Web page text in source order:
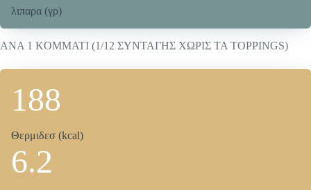
λιπαρα (γρ)
ANA 1 KOMMATI (1/12 ΣΥΝΤΑΓΗΣ ΧΩΡΙΣ ΤΑ TOPPINGS)
188
Θερμιδεσ (kcal)
6.2